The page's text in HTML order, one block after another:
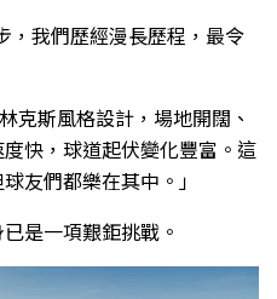
我們歷經漫長歷程，最令
克斯風格設計，場地開闊、
快，球道起伏變化豐富。這
友們都樂在其中。」
是一項艱鉅挑戰。